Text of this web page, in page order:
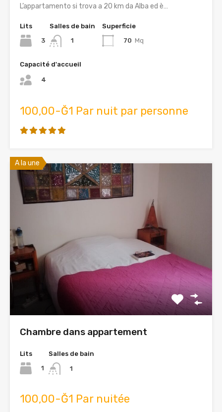
L’appartamento si trova a 20 km da Alba ed è…
Lits
3
Salles de bain
1
Superficie
70 Mq
Capacité d'accueil
4
100,00-Ğ1 Par nuit par personne
A la une
Chambre dans appartement
Lits
1
Salles de bain
1
100,00-Ğ1 Par nuitée